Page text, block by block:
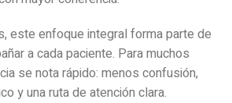
este enfoque integral forma parte de
a cada paciente. Para muchos
se nota rápido: menos confusión,
y una ruta de atención clara.